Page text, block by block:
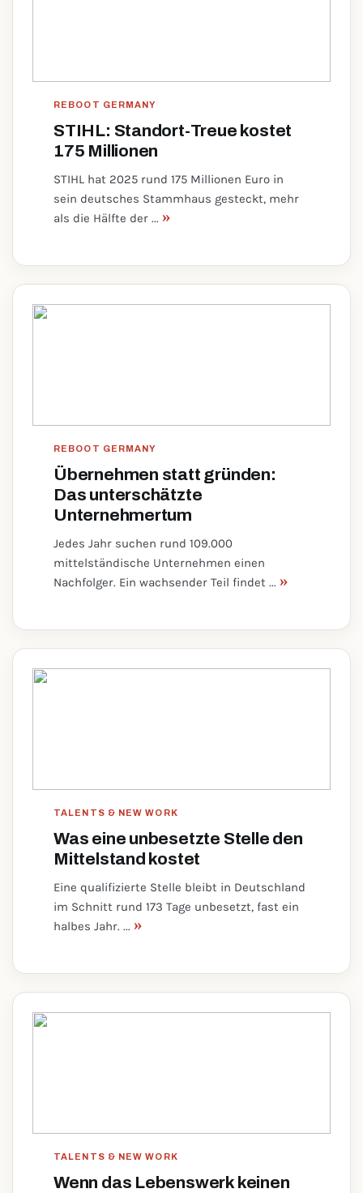
REBOOT GERMANY
STIHL: Standort-Treue kostet
175 Millionen
STIHL hat 2025 rund 175 Millionen Euro in
sein deutsches Stammhaus gesteckt, mehr
als die Hälfte der ... »
REBOOT GERMANY
Übernehmen statt gründen:
Das unterschätzte
Unternehmertum
Jedes Jahr suchen rund 109.000
mittelständische Unternehmen einen
Nachfolger. Ein wachsender Teil findet ... »
TALENTS & NEW WORK
Was eine unbesetzte Stelle den
Mittelstand kostet
Eine qualifizierte Stelle bleibt in Deutschland
im Schnitt rund 173 Tage unbesetzt, fast ein
halbes Jahr. ... »
TALENTS & NEW WORK
Wenn das Lebenswerk keinen